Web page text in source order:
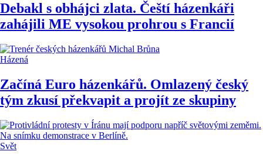
Debakl s obhájci zlata. Čeští házenkáři
zahájili ME vysokou prohrou s Francií
Házená
Začíná Euro házenkářů. Omlazený český
tým zkusí překvapit a projít ze skupiny
Svět